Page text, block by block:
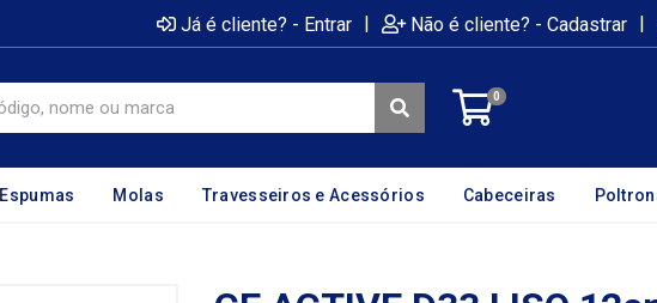
Já é cliente? - Entrar | Não é cliente? - Cadastrar |
0
Espumas Molas Travesseiros e Acessórios Cabeceiras